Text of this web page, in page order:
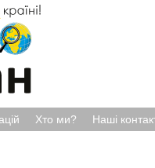
Хто ми? Наші